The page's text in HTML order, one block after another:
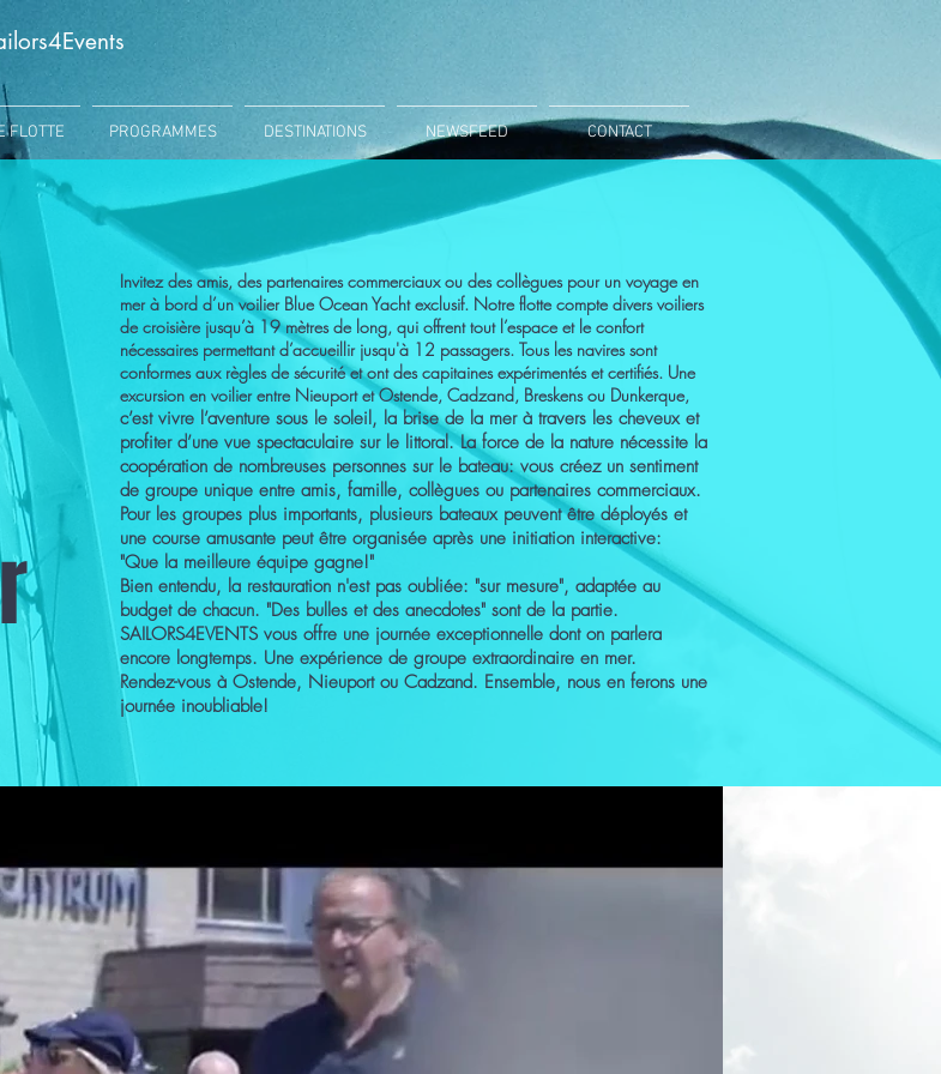
FLOTTE PROGRAMMES DESTINATIONS NEWSFEED CONTACT
Invitez des amis, des partenaires commerciaux ou des collègues pour un voyage en
mer à bord d’un voilier Blue Ocean Yacht exclusif. Notre flotte compte divers voiliers
de croisière jusqu’à 19 mètres de long, qui offrent tout l’espace et le confort
nécessaires permettant d’accueillir jusqu'à 12 passagers. Tous les navires sont
conformes aux règles de sécurité et ont des capitaines expérimentés et certifiés. Une
excursion en voilier entre Nieuport et Ostende, Cadzand, Breskens ou Dunkerque,
c’est vivre l’aventure sous le soleil, la brise de la mer à travers les cheveux et
profiter d’une vue spectaculaire sur le littoral. La force de la nature nécessite la
coopération de nombreuses personnes sur le bateau: vous créez un sentiment
de groupe unique entre amis, famille, collègues ou partenaires commerciaux.
Pour les groupes plus importants, plusieurs bateaux peuvent être déployés et
une course amusante peut être organisée après une initiation interactive:
"Que la meilleure équipe gagne!"
Bien entendu, la restauration n'est pas oubliée: "sur mesure", adaptée au
budget de chacun. "Des bulles et des anecdotes" sont de la partie.
SAILORS4EVENTS vous offre une journée exceptionnelle dont on parlera
encore longtemps. Une expérience de groupe extraordinaire en mer.
Rendez-vous à Ostende, Nieuport ou Cadzand. Ensemble, nous en ferons une
journée inoubliable!